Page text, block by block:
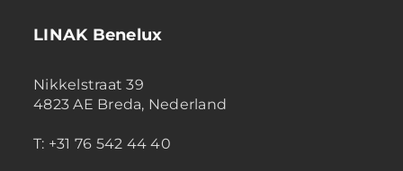
LINAK Benelux
Nikkelstraat 39
4823 AE Breda, Nederland
T: +31 76 542 44 40